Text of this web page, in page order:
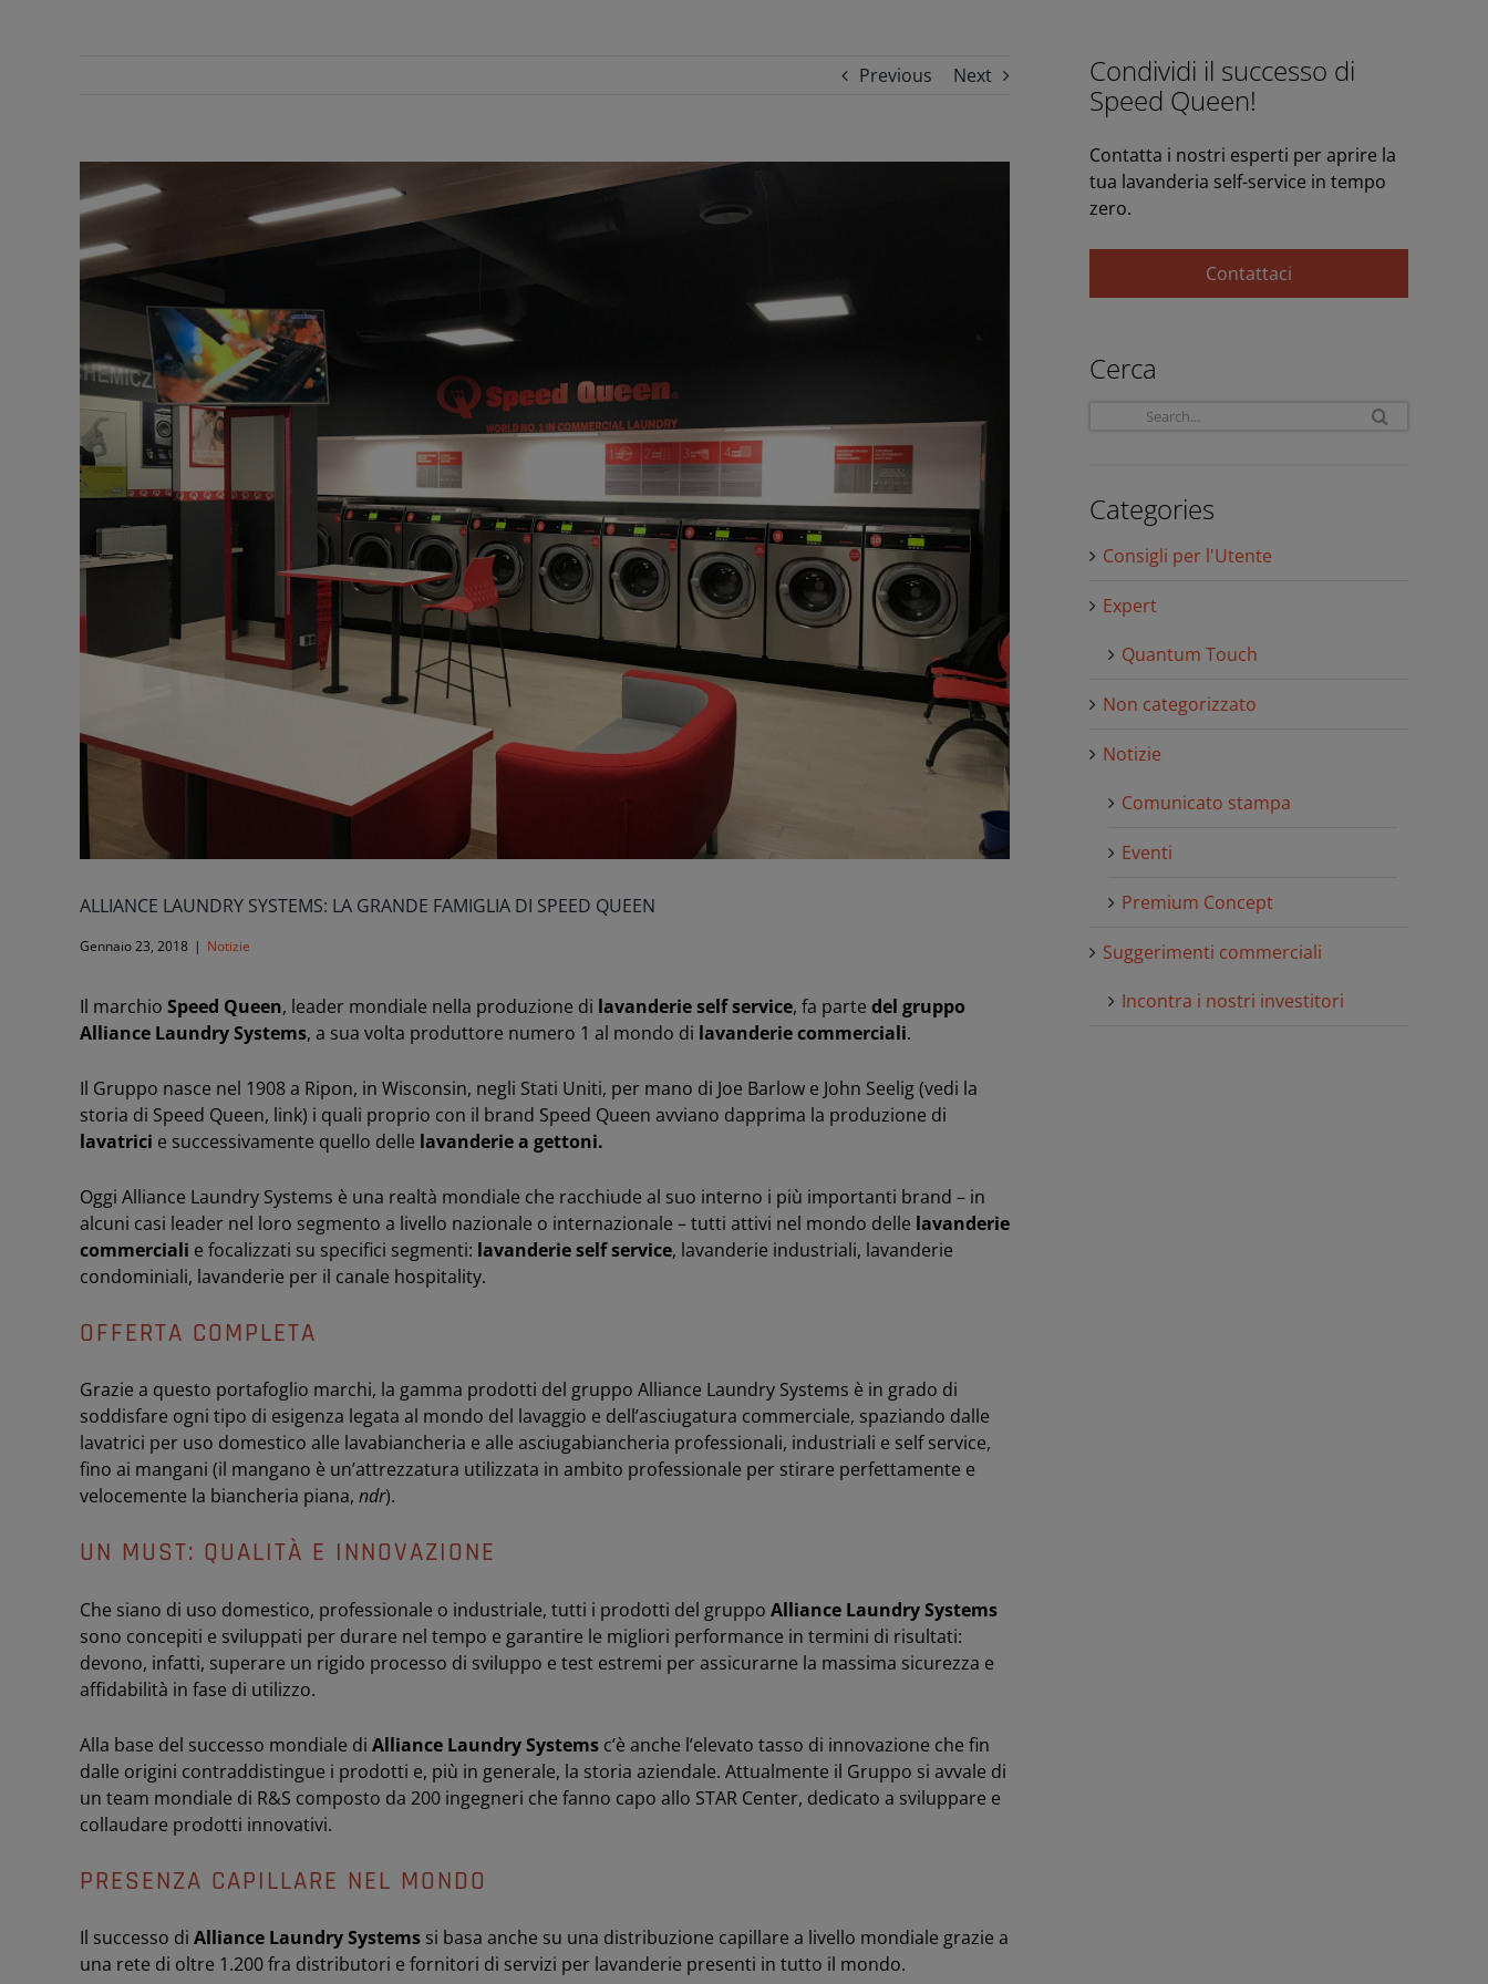
Previous Next
Larger
ALLIANCE LAUNDRY SYSTEMS: LA GRANDE FAMIGLIA DI SPEED QUEEN
Gennaio 23, 2018 | Notizie
Il marchio Speed Queen, leader mondiale nella produzione di lavanderie selfservice, fa parte del gruppo
Alliance Laundry Systems, a sua volta produttore numero 1 al mondo di lavanderie commerciali.
Il Gruppo nasce nel 1908 a Ripon, in Wisconsin, negli Stati Uniti, per mano di Joe Barlow e John Seelig (vedi la
storia di Speed Queen, link) i quali proprio con il brand Speed Queen avviano dapprima la produzione di
lavatrici e successivamente quello delle lavanderie a gettoni.
Oggi Alliance Laundry Systems è una realtà mondiale che racchiude al suo interno i più importanti brand – in
alcuni casi leader nel loro segmento a livello nazionale o internazionale – tutti attivi nel mondo delle lavanderie
commerciali e focalizzati su specifici segmenti: lavanderie self service, lavanderie industriali, lavanderie
condominiali, lavanderie per il canale hospitality.
OFFERTA COMPLETA
Grazie a questo portafoglio marchi, la gamma prodotti del gruppo Alliance Laundry Systems è in grado di
soddisfare ogni tipo di esigenza legata al mondo del lavaggio e dell’asciugatura commerciale, spaziando dalle
lavatrici per uso domestico alle lavabiancheria e alle asciugabiancheria professionali, industriali e self service,
fino ai mangani (il mangano è un’attrezzatura utilizzata in ambito professionale per stirare perfettamente e
velocemente la biancheria piana, ndr).
UN MUST: QUALITÀ E INNOVAZIONE
Che siano di uso domestico, professionale o industriale, tutti i prodotti del gruppo Alliance Laundry Systems
sono concepiti e sviluppati per durare nel tempo e garantire le migliori performance in termini di risultati:
devono, infatti, superare un rigido processo di sviluppo e test estremi per assicurarne la massima sicurezza e
affidabilità in fase di utilizzo.
Alla base del successo mondiale di Alliance Laundry Systems c’è anche l’elevato tasso di innovazione che fin
dalle origini contraddistingue i prodotti e, più in generale, la storia aziendale. Attualmente il Gruppo si avvale di
un team mondiale di R&S composto da 200 ingegneri che fanno capo allo STAR Center, dedicato a sviluppare e
collaudare prodotti innovativi.
PRESENZA CAPILLARE NEL MONDO
Il successo di Alliance Laundry Systems si basa anche su una distribuzione capillare a livello mondiale grazie a
una rete di oltre 1.200 fra distributori e fornitori di servizi per lavanderie presenti in tutto il mondo.
Condividi il successo di
Speed Queen!
Contatta i nostri esperti per aprire la
tua lavanderia self-service in tempo
zero.
Contattaci
Cerca
Categories
Consigli per l'Utente
Expert
Quantum Touch
Non categorizzato
Notizie
Comunicato stampa
Eventi
Premium Concept
Suggerimenti commerciali
Incontra i nostri investitori